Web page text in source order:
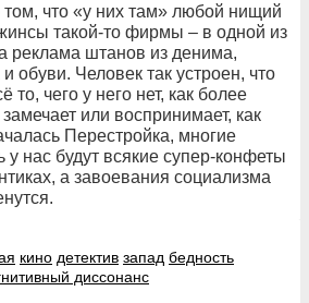
что «у них там» любой нищий
такой-то фирмы – в одной из
реклама штанов из денима,
обуви. Человек так устроен, что
то, чего у него нет, как более
или воспринимает, как
Перестройка, многие
у нас будут всякие супер-конфеты
а завоевания социализма
кино детектив запад бедность
диссонанс